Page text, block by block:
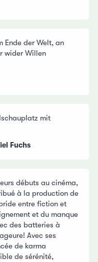
Ende der Welt, an
wider Willen
mit
Fuchs
débuts au cinéma,
à la production de
entre fiction et
et du manque
des batteries à
Avec ses
de karma
de sérénité,